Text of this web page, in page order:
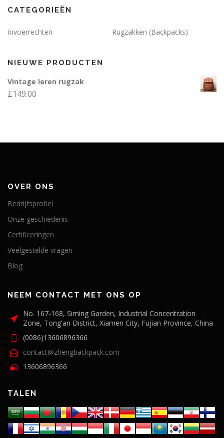
CATEGORIEËN
Invoerrechten Rugzakken (Backpacks)
NIEUWE PRODUCTEN
Vintage leren rugzak
£149.00
OVER ONS
Bedrijfsprofiel
Onze geschiedenis
Certificeringen
Veelgestelde vragen
Blog
NEEM CONTACT MET ONS OP
No. 167-168, Siming Garden, Industrial Concentration
Zone, Tong'an District, Xiamen City, Fujian Province, China
(0086)13606896366
contact@zhengbackpack.com
13606896366
TALEN